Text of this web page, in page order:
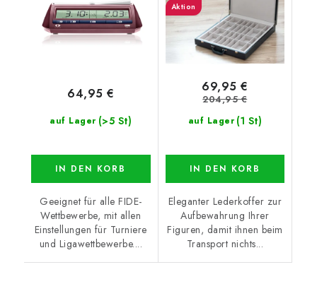
auf Lager (>5 St)
64,95 €
IN DEN KORB
Geeignet für alle FIDE-
Wettbewerbe, mit allen
Einstellungen für Turniere
und Ligawettbewerbe....
Aktion
auf Lager (1 St)
69,95 €
204,95 €
IN DEN KORB
Eleganter Lederkoffer zur
Aufbewahrung Ihrer
Figuren, damit ihnen beim
Transport nichts...